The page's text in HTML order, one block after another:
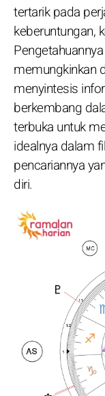
tertarik pada
keberuntungan,
memungkinkan
menyintesis
berkembang
terbuka untuk
idealnya dalam
pencariannya
diri.